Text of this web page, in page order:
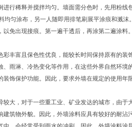
行稀释并搅拌均匀。墙面需分色时，先用粉线
均匀涂布，另一人随即用排笔刷展平涂痕和溅
免出现接痕。第一遍干透后，再涂第二遍涂料
富且保色性优良，能较长时间保持原有的装
雨淋、冷热变化等作用，在这些外界自然环境
饰保护功能。因此，要求外墙在规定的使用年
大，对于一些重工业、矿业发达的城市，由于
筑物外貌。因此，外墙涂料应具有较好的耐沾